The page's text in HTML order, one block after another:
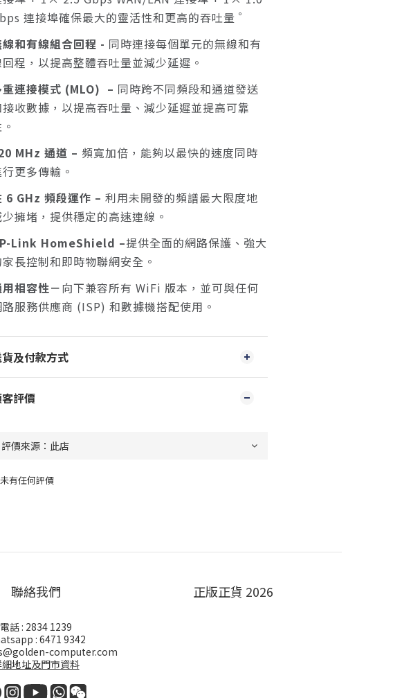
連接埠確保最大的靈活性和更高的吞吐量 。
和有線組合回程 - 同時連接每個單元的無線和有
程，以提高整體吞吐量並減少延遲。
重連接模式 (MLO) – 同時跨不同頻段和通道發送
收數據，以提高吞吐量、減少延遲並提高可靠
MHz 通道 – 頻寬加倍，能夠以最快的速度同時
更多傳輸。
6 GHz 頻段運作 – 利用未開發的頻譜最大限度地
擁堵，提供穩定的高速連線。
Link HomeShield –提供全面的網路保護、強大
家長控制和即時物聯網安全。
相容性－向下兼容所有 WiFi 版本，並可與任何
服務供應商 (ISP) 和數據機搭配使用。
及付款方式
評價
有任何評價
聯絡我們
電話 : 2834 1239
: 6471 9342
computer.com
細地址及門市資料
正版正貨 2026